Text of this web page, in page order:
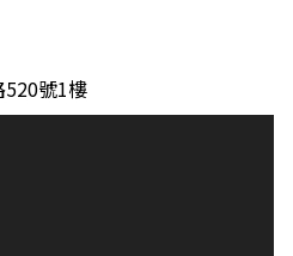
520號1樓